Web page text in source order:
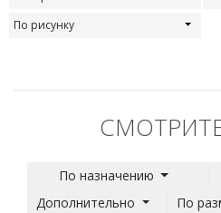
По рисунку
По назначению
Дополнительно
По